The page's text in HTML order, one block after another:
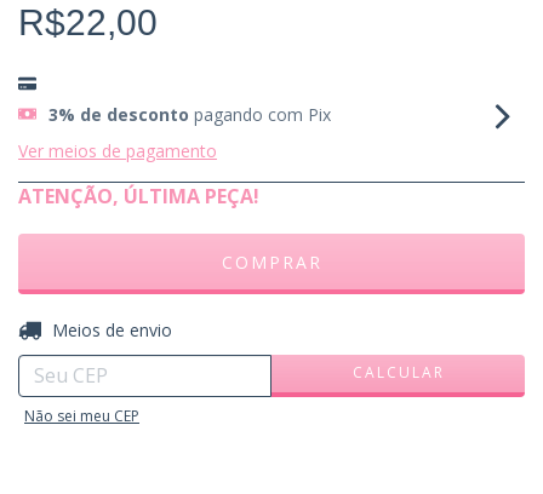
R$22,00
3% de desconto pagando com Pix
Ver meios de pagamento
ATENÇÃO, ÚLTIMA PEÇA!
Entregas para o CEP:
Meios de envio
CALCULAR
Não sei meu CEP